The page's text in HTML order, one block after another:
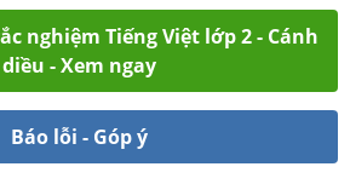
nghiệm Tiếng Việt lớp 2 - Cánh
diều - Xem ngay
Báo lỗi - Góp ý